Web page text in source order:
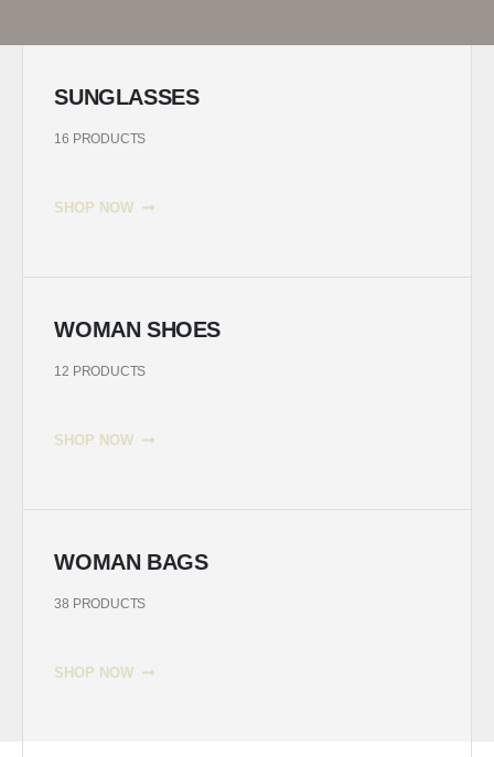
SUNGLASSES
16 PRODUCTS
SHOP NOW
WOMAN SHOES
12 PRODUCTS
SHOP NOW
WOMAN BAGS
38 PRODUCTS
SHOP NOW